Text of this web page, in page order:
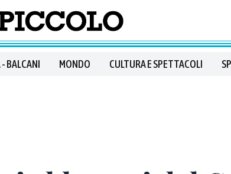
BALCANI MONDO CULTURA E SPETTACOLI